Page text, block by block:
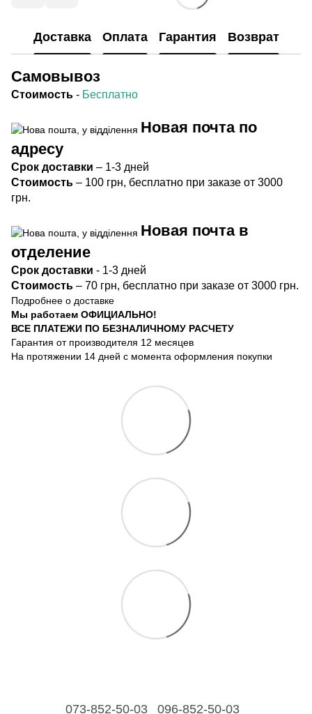
Доставка Оплата Гарантия Возврат
Самовывоз
Стоимость - Бесплатно
Новая почта по
адресу
Срок доставки – 1-3 дней
Стоимость – 100 грн, бесплатно при заказе от 3000
грн.
Новая почта в
отделение
Срок доставки - 1-3 дней
Стоимость – 70 грн, бесплатно при заказе от 3000 грн.
Подробнее о доставке
Мы работаем ОФИЦИАЛЬНО!
ВСЕ ПЛАТЕЖИ ПО БЕЗНАЛИЧНОМУ РАСЧЕТУ
Гарантия от производителя 12 месяцев
На протяжении 14 дней с момента оформления покупки
073-852-50-03 096-852-50-03